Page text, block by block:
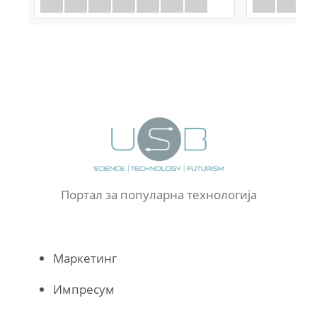
Портал за популарна технологија
Маркетинг
Импресум